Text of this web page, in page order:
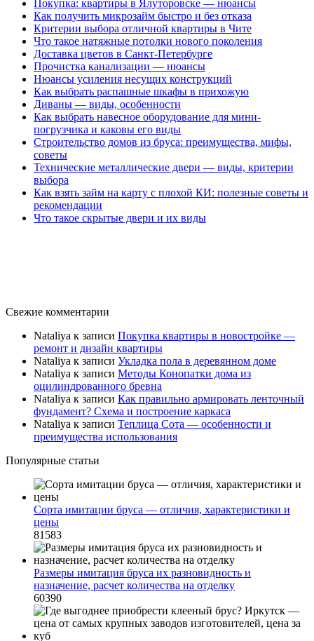
Покупка: квартиры в Ялуторовске — нюансы
Как получить микрозайм быстро и без отказа
Критерии выбора отличной квартиры в Чите
Что такое натяжные потолки нового поколения
Доставка цветов в Санкт-Петербурге
Прочистка канализации — нюансы
Нюансы усиления несущих конструкций
Как выбрать распашные шкафы в прихожую
Диваны — виды, особенности
Как выбрать навесное оборудование для мини-
погрузчика и каковы его виды
Строительство домов из бруса: преимущества, мифы,
советы
Технические металлические двери — виды, критерии
выбора
Как взять займ на карту с плохой КИ: полезные советы и
рекомендации
Что такое скрытые двери и их виды
Свежие комментарии
Nataliya к записи Покупка квартиры в новостройке —
ремонт и дизайн квартиры
Nataliya к записи Укладка пола в деревянном доме
Nataliya к записи Методы Конопатки дома из
оцилиндрованного бревна
Nataliya к записи Как правильно армировать ленточный
фундамент? Схема и построение каркаса
Nataliya к записи Теплица Сота — особенности и
преимущества использования
Популярные статьи
Сорта имитации бруса — отличия, характеристики и
цены
81583
Размеры имитация бруса их разновидность и
назначение, расчет количества на отделку
60390